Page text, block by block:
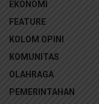
EKONOMI
FEATURE
KOLOM OPINI
KOMUNITAS
OLAHRAGA
PEMERINTAHAN